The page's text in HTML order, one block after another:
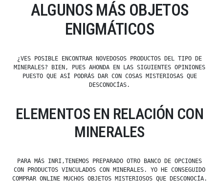
ALGUNOS MÁS OBJETOS
ENIGMÁTICOS
¿VES POSIBLE ENCONTRAR NOVEDOSOS PRODUCTOS DEL TIPO DE
MINERALES? BIEN, PUES AHONDA EN LAS SIGUIENTES OPINIONES
PUESTO QUE ASÍ PODRÁS DAR CON COSAS MISTERIOSAS QUE
DESCONOCÍAS.
ELEMENTOS EN RELACIÓN CON
MINERALES
PARA MÁS INRI,TENEMOS PREPARADO OTRO BANCO DE OPCIONES
CON PRODUCTOS VINCULADOS CON MINERALES. YO HE CONSEGUIDO
COMPRAR ONLINE MUCHOS OBJETOS MISTERIOSOS QUE DESCONOCÍA.